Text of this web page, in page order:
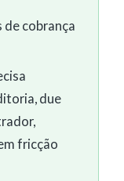
cobrança
due
fricção